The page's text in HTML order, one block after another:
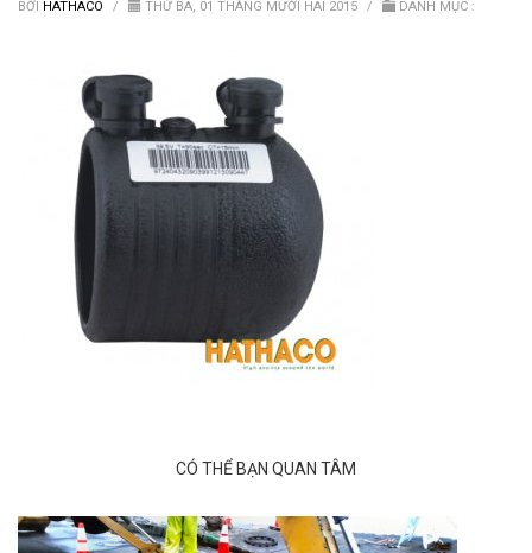
BỞI HATHACO / THỨ BA, 01 THÁNG MƯỜI HAI 2015 / DANH MỤC :
CÓ THỂ BẠN QUAN TÂM